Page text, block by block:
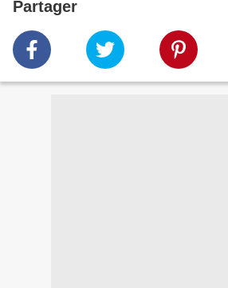
Partager